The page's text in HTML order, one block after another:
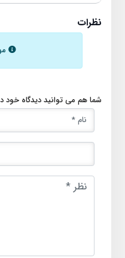
نظرات
شما هم می توانید دیدگاه خود